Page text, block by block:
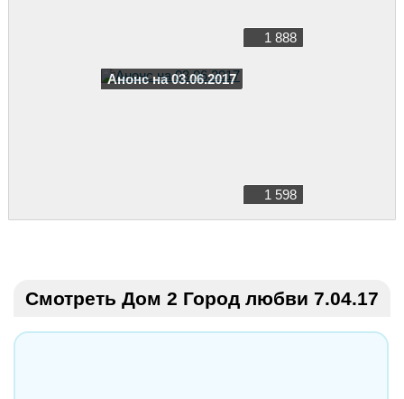
1 888
Анонс на 03.06.2017
1 598
Смотреть Дом 2 Город любви 7.04.17